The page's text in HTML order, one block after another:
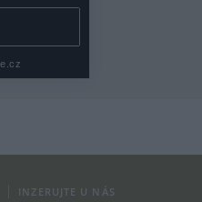
INZERUJTE U NÁS